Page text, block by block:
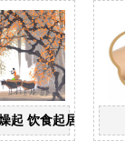
起 饮食起居8注意